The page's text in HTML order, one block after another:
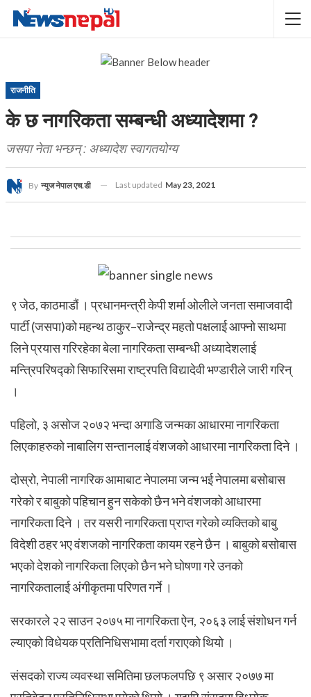
राजनीति
के छ नागरिकता सम्बन्धी अध्यादेशमा ?
जसपा नेता भन्छन् : अध्यादेश स्वागतयोग्य
By न्युज नेपाल एच.डी Last updated May 23, 2021
९ जेठ, काठमाडौं । प्रधानमन्त्री केपी शर्मा ओलीले जनता समाजवादी
पार्टी (जसपा)को महन्थ ठाकुर–राजेन्द्र महतो पक्षलाई आफ्नो साथमा
लिने प्रयास गरिरहेका बेला नागरिकता सम्बन्धी अध्यादेशलाई
मन्त्रिपरिषद्को सिफारिसमा राष्ट्रपति विद्यादेवी भण्डारीले जारी गरिन्
।
पहिलो, ३ असोज २०७२ भन्दा अगाडि जन्मका आधारमा नागरिकता
लिएकाहरुको नाबालिग सन्तानलाई वंशजको आधारमा नागरिकता दिने ।
दोस्रो, नेपाली नागरिक आमाबाट नेपालमा जन्म भई नेपालमा बसोबास
गरेको र बाबुको पहिचान हुन सकेको छैन भने वंशजको आधारमा
नागरिकता दिने । तर यसरी नागरिकता प्राप्त गरेको व्यक्तिको बाबु
विदेशी ठहर भए वंशजको नागरिकता कायम रहने छैन । बाबुको बसोबास
भएको देशको नागरिकता लिएको छैन भने घोषणा गरे उनको
नागरिकतालाई अंगीकृतमा परिणत गर्ने ।
सरकारले २२ साउन २०७५ मा नागरिकता ऐन, २०६३ लाई संशोधन गर्न
ल्याएको विधेयक प्रतिनिधिसभामा दर्ता गराएको थियो ।
संसदको राज्य व्यवस्था समितिमा छलफलपछि ९ असार २०७७ मा